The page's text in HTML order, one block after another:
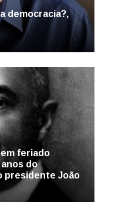
democracia?,
feriado
do
presidente João